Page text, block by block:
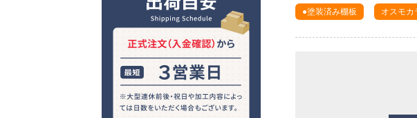
●塗装済み棚板 オスモカ